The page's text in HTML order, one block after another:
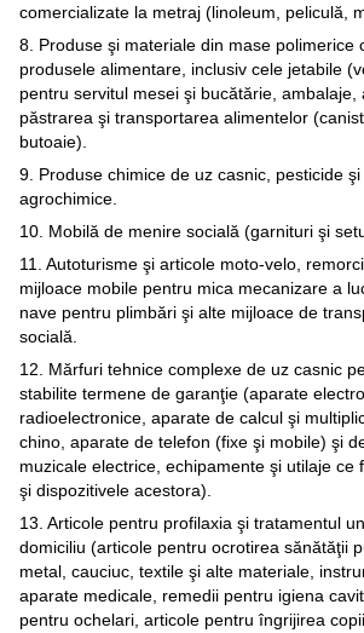
comercializate la metraj (linoleum, peliculă,
8. Produse şi materiale din mase polimerice
produsele alimentare, inclusiv cele jetabile
pentru servitul mesei şi bucătărie, ambalaje,
păstrarea şi transportarea alimentelor
butoaie).
9. Produse chimice de uz casnic, pesticide
agrochimice.
10. Mobilă de menire socială (garnituri şi
11. Autoturisme şi articole moto-velo,
mijloace mobile pentru mica mecanizare a
nave pentru plimbări şi alte mijloace de
socială.
12. Mărfuri tehnice complexe de uz casnic
stabilite termene de garanţie (aparate
radioelectronice, aparate de calcul şi
chino, aparate de telefon (fixe şi mobile) şi
muzicale electrice, echipamente şi utilaje ce
şi dispozitivele acestora).
13. Articole pentru profilaxia şi tratamentul
domiciliu (articole pentru ocrotirea sănătăţii
metal, cauciuc, textile şi alte materiale,
aparate medicale, remedii pentru igiena
pentru ochelari, articole pentru îngrijirea